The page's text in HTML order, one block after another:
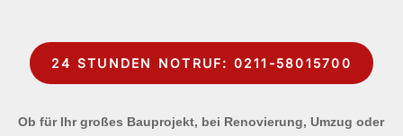
24 STUNDEN NOTRUF: 0211-58015700
Ob für Ihr großes Bauprojekt, bei Renovierung, Umzug oder